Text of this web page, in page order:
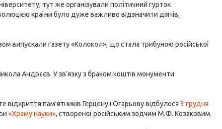
тут же організували політичний гурток
країни було дуже важливо відзначити діячів,
випускали газету «Колокол», що стала трибуною російської
Андрєєв. У зв'язку з браком коштів монументи
пам'ятників Герцену і Огарьову відбулося3 грудня
«Храму науки», створеної російським зодчим М.Ф. Козаковим.